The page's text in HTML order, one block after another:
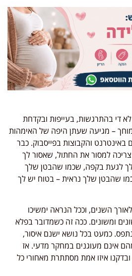
לא די בהתרגשות, בעייפות ובקדחת
– מגיעה שעתן היפה של האימהות
באינטרנט והקבוצות בפייסבוק. כבר
למסור את החתול, שאסור לך
לגעת בקפה, שכמו שהבטן שלך
שהבטן שלך נראית – בטוח יש לך
השנים, וככל הנראה ימשיכו
ומשונים. ככה זה כשמדובר בפלא
כמעט בכל נושא ישנם איסור,
אינם מעוגנים במחקר מדעי. אז
ובדקנו איזו אמת מסתתרת מאחורי כל